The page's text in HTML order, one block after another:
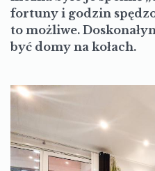
fortuny i godzin
to możliwe.
być domy na kołach.